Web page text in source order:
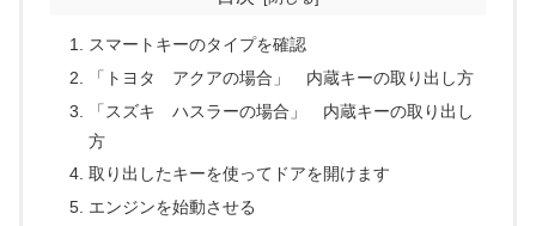
スマートキーのタイプを確認
「トヨタ アクアの場合」 内蔵キーの取り出し方
「スズキ ハスラーの場合」 内蔵キーの取り出し
方
取り出したキーを使ってドアを開けます
エンジンを始動させる